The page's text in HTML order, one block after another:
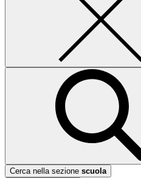
Cerca nella sezione scuola